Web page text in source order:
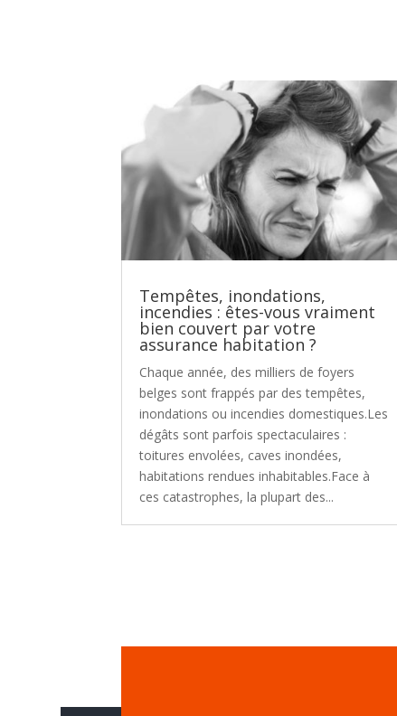
Tempêtes, inondations,
incendies : êtes-vous vraiment
bien couvert par votre
assurance habitation ?
Chaque année, des milliers de foyers
belges sont frappés par des tempêtes,
inondations ou incendies domestiques.Les
dégâts sont parfois spectaculaires :
toitures envolées, caves inondées,
habitations rendues inhabitables.Face à
ces catastrophes, la plupart des...